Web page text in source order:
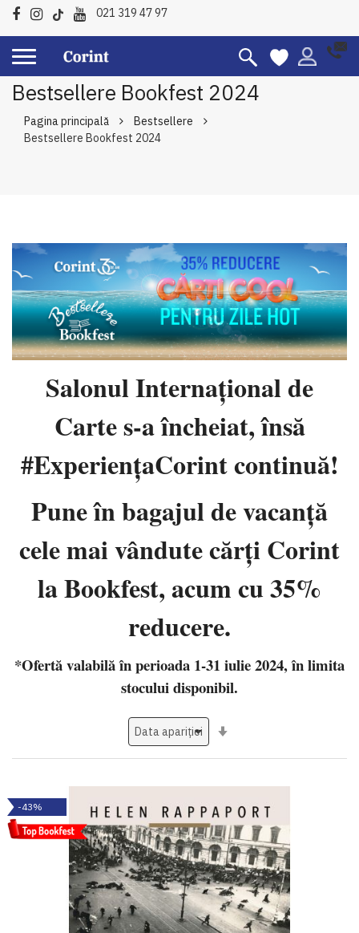
021 319 47 97
Bestsellere Bookfest 2024
Pagina principală
Bestsellere
Bestsellere Bookfest 2024
Salonul Internaţional de
Carte s-a încheiat, însă
#ExperiențaCorint continuă!
Pune în bagajul de vacanţă
cele mai vândute cărţi Corint
la Bookfest, acum cu 35%
reducere.
*Ofertă valabilă în perioada 1-31 iulie 2024, în limita
stocului disponibil.
-43%